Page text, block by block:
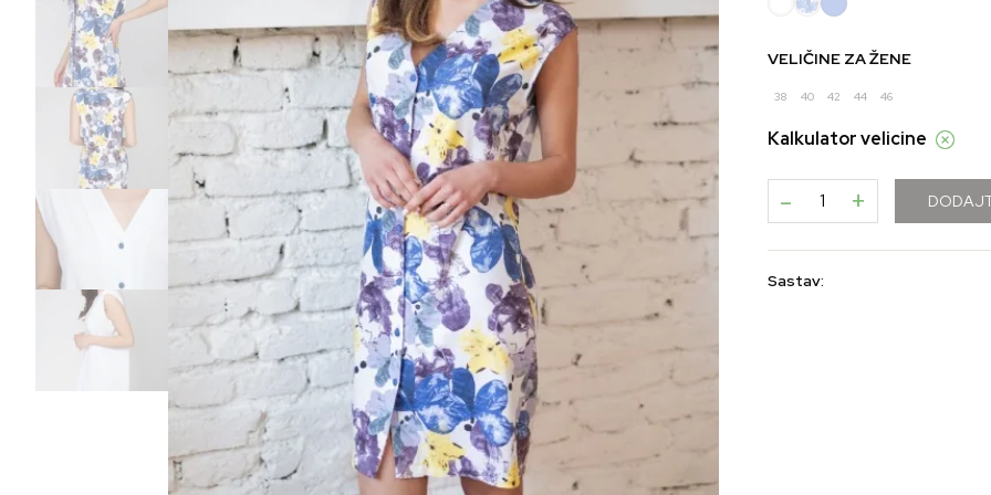
VELIČINE ZA ŽENE
38 40 42 44 46
Kalkulator velicine
- +
Sastav: